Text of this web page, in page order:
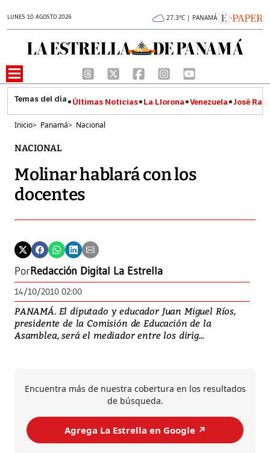
LUNES 10 AGOSTO 2026 27.3°C | PANAMÁ
Últimas Noticias La Llorona Venezuela José
Inicio> Panamá> Nacional
NACIONAL
Molinar hablará con los
docentes
PorRedacción Digital La Estrella
14/10/2010 02:00
PANAMÁ. El diputado y educador Juan Miguel Ríos,
presidente de la Comisión de Educación de la
Asamblea, será el mediador entre los dirig...
Encuentra más de nuestra cobertura en los resultados
de búsqueda.
Agrega La Estrella en Google ↗️